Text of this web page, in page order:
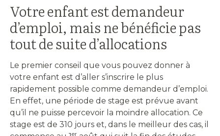
Votre enfant est demandeur
d’emploi, mais ne bénéficie pas
tout de suite d’allocations
Le premier conseil que vous pouvez donner à
votre enfant est d’aller s’inscrire le plus
rapidement possible comme demandeur d’emploi.
En effet, une période de stage est prévue avant
qu’il ne puisse percevoir la moindre allocation. Ce
stage est de 310 jours et, dans le meilleur des cas, il
er